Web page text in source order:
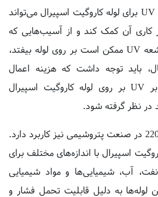
کاری آن کمک کند و از آسیب‌هایی که
ناشی از تاثیرات مخرب اشعه UV ممکن است بر روی لوله بیفتد،
باید توجه داشت که هزینه اعمال
پوشش‌های مقاوم در برابر UV بر روی لوله کاروگیت اسپیرال
در نظر گرفته شود.
لوله کاروگیت اسپیرال 2200 در صنعت پتروشیمی نیز کاربرد دارد.
اسپیرال با اندازه‌های مختلف برای
نفت، آب، شیمیایی‌ها و مواد شیمیایی
لوله‌ها به دلیل قابلیت تحمل فشار و
بالا در برابر خوردگی و خوردن، برای